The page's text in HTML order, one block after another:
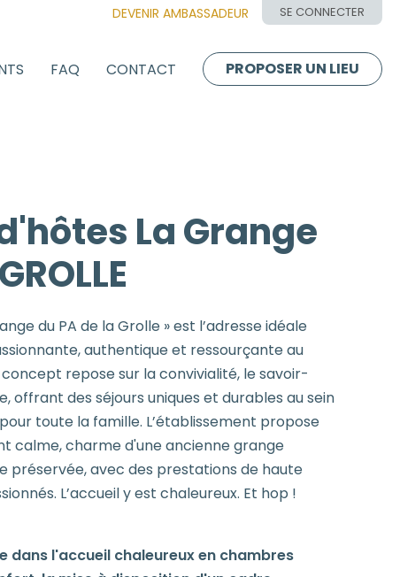
DEVENIR AMBASSADEUR SE CONNECTER
FAQ CONTACT PROPOSER UN LIEU
La Grange
du PA de la Grolle » est l’adresse idéale
authentique et ressourçante au
repose sur la convivialité, le savoir-
offrant des séjours uniques et durables au sein
toute la famille. L’établissement propose
calme, charme d'une ancienne grange
préservée, avec des prestations de haute
L’accueil y est chaleureux. Et hop !
dans l'accueil chaleureux en chambres